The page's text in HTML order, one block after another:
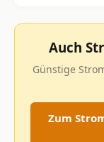
Auch
Günstige
Zum